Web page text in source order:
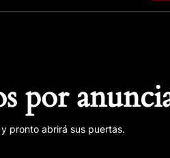
por
pronto abrirá sus puertas.